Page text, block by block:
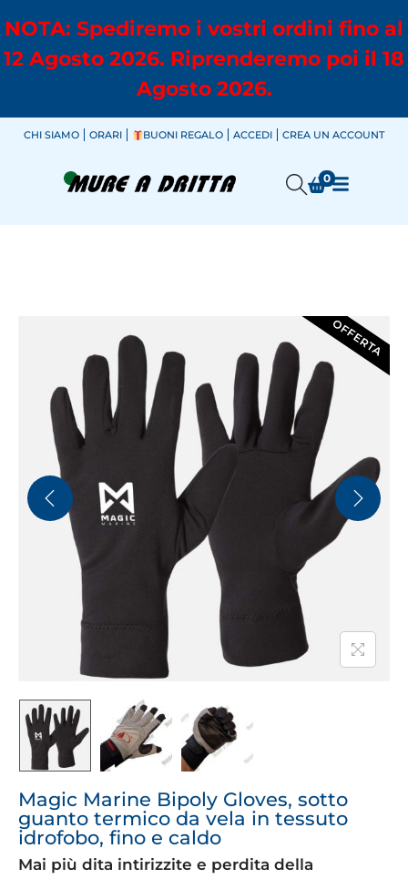
NOTA: Spediremo i vostri ordini fino al
12 Agosto 2026. Riprenderemo poi il 18
Agosto 2026.
CHI SIAMO ORARI BUONI REGALO ACCEDI CREA UN ACCOUNT
0
OFFERTA
Magic Marine Bipoly Gloves, sotto
guanto termico da vela in tessuto
idrofobo, fino e caldo
Mai più dita intirizzite e perdita della